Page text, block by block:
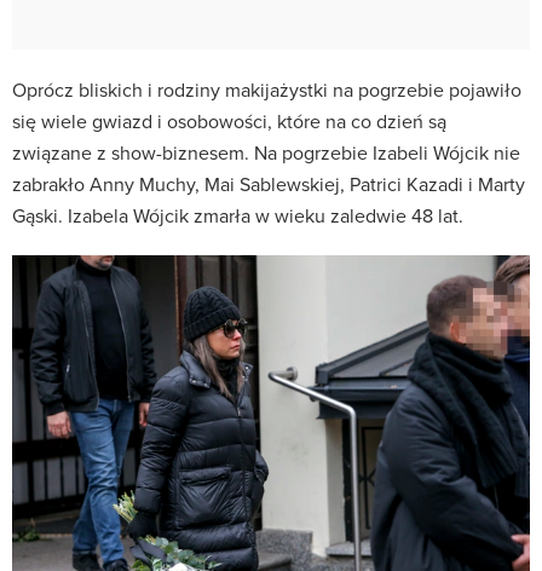
Oprócz bliskich i rodziny makijażystki na pogrzebie pojawiło
się wiele gwiazd i osobowości, które na co dzień są
związane z show-biznesem. Na pogrzebie Izabeli Wójcik nie
zabrakło Anny Muchy, Mai Sablewskiej, Patrici Kazadi i Marty
Gąski. Izabela Wójcik zmarła w wieku zaledwie 48 lat.